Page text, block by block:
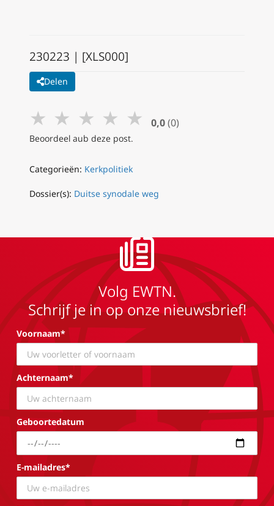
230223 | [XLS000]
Delen
★ ★ ★ ★ ★ 0,0 (0)
Beoordeel aub deze post.
Categorieën: Kerkpolitiek
Dossier(s): Duitse synodale weg
Volg EWTN.
Schrijf je in op onze nieuwsbrief!
Voornaam*
Achternaam*
Geboortedatum
E-mailadres*